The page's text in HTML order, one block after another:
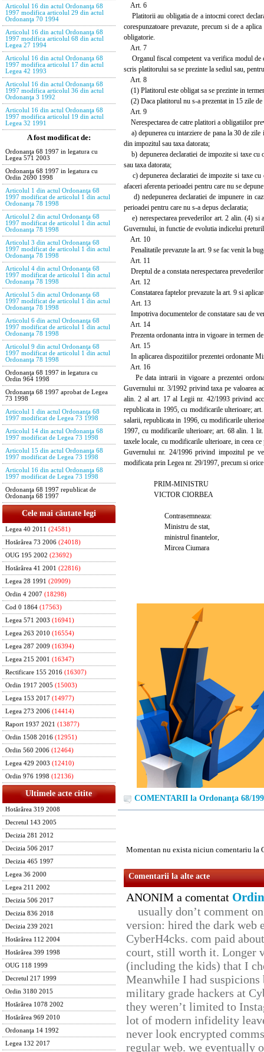
Articolul 16 din actul Ordonanţa 68
1997 modifica articolul 29 din actul
Ordonanţa 70 1994
Articolul 16 din actul Ordonanţa 68
1997 modifica articolul 68 din actul
Legea 27 1994
Articolul 16 din actul Ordonanţa 68
1997 modifica articolul 17 din actul
Legea 42 1993
Articolul 16 din actul Ordonanţa 68
1997 modifica articolul 36 din actul
Ordonanţa 3 1992
Articolul 16 din actul Ordonanţa 68
1997 modifica articolul 19 din actul
Legea 32 1991
A fost modificat de:
Ordonanţa 68 1997 in legatura cu
Legea 571 2003
Ordonanţa 68 1997 in legatura cu
Ordin 2690 1998
Articolul 1 din actul Ordonanţa 68
1997 modificat de articolul 1 din actul
Ordonanţa 78 1998
Articolul 2 din actul Ordonanţa 68
1997 modificat de articolul 1 din actul
Ordonanţa 78 1998
Articolul 3 din actul Ordonanţa 68
1997 modificat de articolul 1 din actul
Ordonanţa 78 1998
Articolul 4 din actul Ordonanţa 68
1997 modificat de articolul 1 din actul
Ordonanţa 78 1998
Articolul 5 din actul Ordonanţa 68
1997 modificat de articolul 1 din actul
Ordonanţa 78 1998
Articolul 6 din actul Ordonanţa 68
1997 modificat de articolul 1 din actul
Ordonanţa 78 1998
Articolul 9 din actul Ordonanţa 68
1997 modificat de articolul 1 din actul
Ordonanţa 78 1998
Ordonanţa 68 1997 in legatura cu
Ordin 964 1998
Ordonanţa 68 1997 aprobat de Legea
73 1998
Articolul 1 din actul Ordonanţa 68
1997 modificat de Legea 73 1998
Articolul 14 din actul Ordonanţa 68
1997 modificat de Legea 73 1998
Articolul 15 din actul Ordonanţa 68
1997 modificat de Legea 73 1998
Articolul 16 din actul Ordonanţa 68
1997 modificat de Legea 73 1998
Ordonanţa 68 1997 republicat de
Ordonanţa 68 1997
Cele mai căutate legi
Legea 40 2011 (24581)
Hotărârea 73 2006 (24018)
OUG 195 2002 (23692)
Hotărârea 41 2001 (22816)
Legea 28 1991 (20909)
Ordin 4 2007 (18298)
Cod 0 1864 (17563)
Legea 571 2003 (16941)
Legea 263 2010 (16554)
Legea 287 2009 (16394)
Legea 215 2001 (16347)
Rectificare 155 2016 (16307)
Ordin 1917 2005 (15003)
Legea 153 2017 (14977)
Legea 273 2006 (14414)
Raport 1937 2021 (13877)
Ordin 1508 2016 (12951)
Ordin 560 2006 (12464)
Legea 429 2003 (12410)
Ordin 976 1998 (12136)
Ultimele acte citite
Hotărârea 319 2008
Decretul 143 2005
Decizia 281 2012
Decizia 506 2017
Decizia 465 1997
Legea 36 2000
Legea 211 2002
Decizia 506 2017
Decizia 836 2018
Decizia 239 2021
Hotărârea 112 2004
Hotărârea 399 1998
OUG 118 1999
Decretul 217 1999
Ordin 3180 2015
Hotărârea 1078 2002
Hotărârea 969 2010
Ordonanţa 14 1992
Legea 132 2017
Art. 6
Platitorii au obligatia de a intocmi corect
corespunzatoare prevazute, precum si de a
obligatorie.
Art. 7
Organul fiscal competent va verifica modul de
scris platitorului sa se prezinte la sediul sau,
Art. 8
(1) Platitorul este obligat sa se prezinte in
(2) Daca platitorul nu s-a prezentat in 15 zile
Art. 9
Nerespectarea de catre platitori a obligatiilor
a) depunerea cu intarziere de pana la 30 de zile
din impozitul sau taxa datorata;
b) depunerea declaratiei de impozite si taxe cu
sau taxa datorata;
c) depunerea declaratiei de impozite si taxe cu
afaceri aferenta perioadei pentru care nu se
d) nedepunerea declaratiei de impunere in
perioadei pentru care nu s-a depus declaratia;
e) nerespectarea prevederilor art. 2 alin. (4) si
Guvernului, in functie de evolutia indicelui
Art. 10
Penalitatile prevazute la art. 9 se fac venit la
Art. 11
Dreptul de a constata nerespectarea
Art. 12
Constatarea faptelor prevazute la art. 9 si
Art. 13
Impotriva documentelor de constatare sau de
Art. 14
Prezenta ordonanta intra in vigoare in termen
Art. 15
In aplicarea dispozitiilor prezentei ordonante
Art. 16
Pe data intrarii in vigoare a prezentei
Guvernului nr. 3/1992 privind taxa pe valoarea
alin. 2 al art. 17 al Legii nr. 42/1993 privind
republicata in 1995, cu modificarile ulterioare;
salarii, republicata in 1996, cu modificarile
1997, cu modificarile ulterioare; art. 68 alin. 1
taxele locale, cu modificarile ulterioare, in ceea
Guvernului nr. 24/1996 privind impozitul pe
modificata prin Legea nr. 29/1997, precum si
PRIM-MINISTRU
VICTOR CIORBEA
Contrasemneaza:
Ministru de stat,
ministrul finantelor,
Mircea Ciumara
COMENTARII la Ordonanţa 68/
Momentan nu exista niciun comentariu la
Comentarii la alte acte
ANONIM a comentat
usually don’t comment
version: hired the dark web
CyberH4cks. com paid
court, still worth it. Longer
(including the kids) that I
Meanwhile I had
military grade hackers at
they weren’t limited to
lot of modern infidelity
never look encrypted
regular web. we eventually